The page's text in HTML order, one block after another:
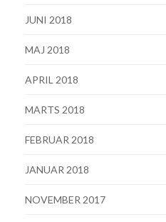
JUNI 2018
MAJ 2018
APRIL 2018
MARTS 2018
FEBRUAR 2018
JANUAR 2018
NOVEMBER 2017